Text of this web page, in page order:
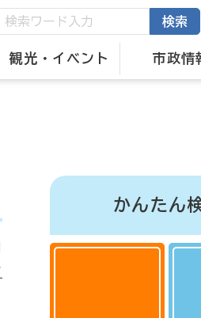
観光・イベント 市政情
検索
かんたん